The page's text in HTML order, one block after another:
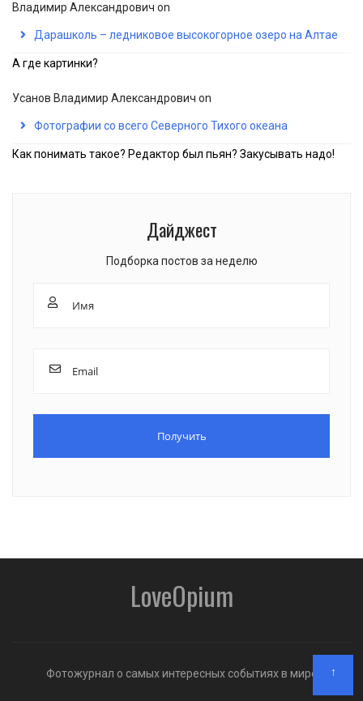
Владимир Александрович on
Дарашколь – ледниковое высокогорное озеро на Алтае
А где картинки?
Усанов Владимир Александрович on
Фотографии со всего Северного Тихого океана
Как понимать такое? Редактор был пьян? Закусывать надо!
Дайджест
Подборка постов за неделю
LoveOpium
Фотожурнал о самых интересных событиях в мире ↑